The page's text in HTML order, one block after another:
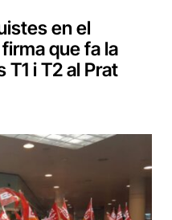
en el
que fa la
i T2 al Prat